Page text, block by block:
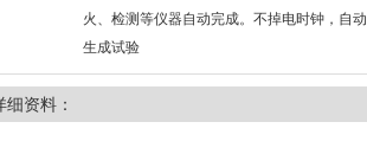
火、检测等仪器自动完成。不掉电时钟，自动
生成试验
细资料：